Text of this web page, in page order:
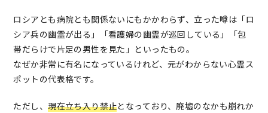
ロシアとも病院とも関係ないにもかかわらず、立った噂は「ロ
シア兵の幽霊が出る」「看護婦の幽霊が巡回している」「包
帯だらけで片足の男性を見た」といったもの。
なぜか非常に有名になっているけれど、元がわからない心霊ス
ポットの代表格です。
ただし、現在立ち入り禁止となっており、廃墟のなかも崩れか